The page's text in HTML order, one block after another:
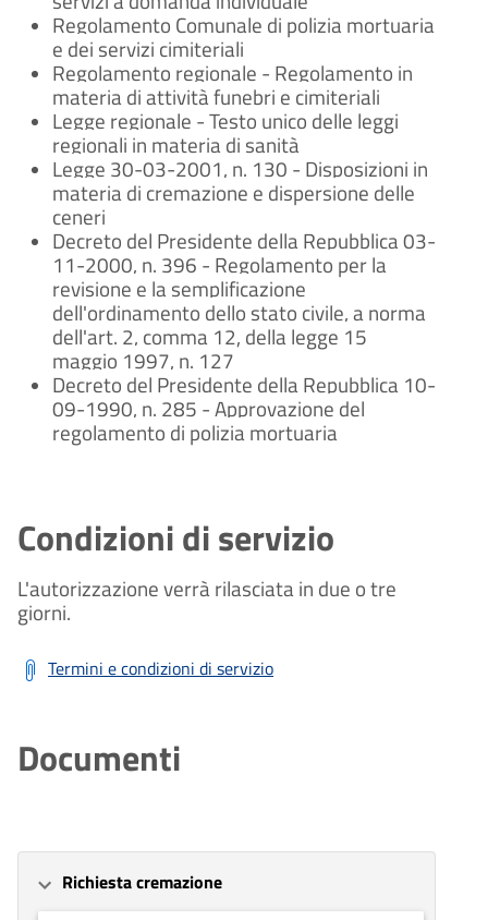
Regolamento Comunale di polizia mortuaria
e dei servizi cimiteriali
Regolamento regionale - Regolamento in
materia di attività funebri e cimiteriali
Legge regionale - Testo unico delle leggi
regionali in materia di sanità
Legge 30-03-2001, n. 130 - Disposizioni in
materia di cremazione e dispersione delle
ceneri
Decreto del Presidente della Repubblica 03-
11-2000, n. 396 - Regolamento per la
revisione e la semplificazione
dell'ordinamento dello stato civile, a norma
dell'art. 2, comma 12, della legge 15
maggio 1997, n. 127
Decreto del Presidente della Repubblica 10-
09-1990, n. 285 - Approvazione del
regolamento di polizia mortuaria
Condizioni di servizio
L'autorizzazione verrà rilasciata in due o tre
giorni.
Termini e condizioni di servizio
Documenti
Richiesta cremazione